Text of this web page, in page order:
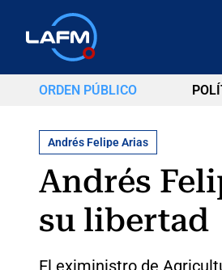
ORDEN PÚBLICO
Andrés Felipe Arias
Andrés
su libertad
El exiministro de